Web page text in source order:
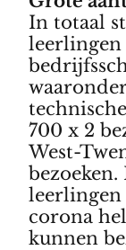
In totaal
leerlingen
700 x 2
West-
leerlingen
corona
kunnen